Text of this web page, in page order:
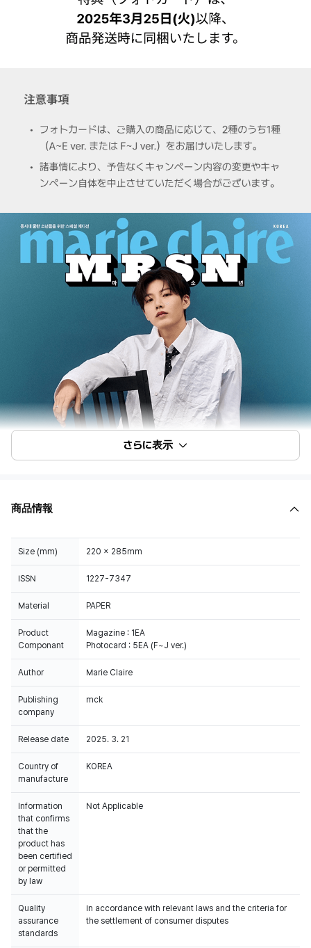
さらに表示
商品情報
Size (mm) 220 x 285mm
ISSN 1227-7347
Material PAPER
Product
Componant
Magazine : 1EA
Photocard : 5EA (F~J ver.)
Author Marie Claire
Publishing
company
mck
Release date 2025. 3. 21
Country of
manufacture
KOREA
Information
that confirms
that the
product has
been certified
or permitted
by law
Not Applicable
Quality
assurance
standards
In accordance with relevant laws and the criteria for
the settlement of consumer disputes